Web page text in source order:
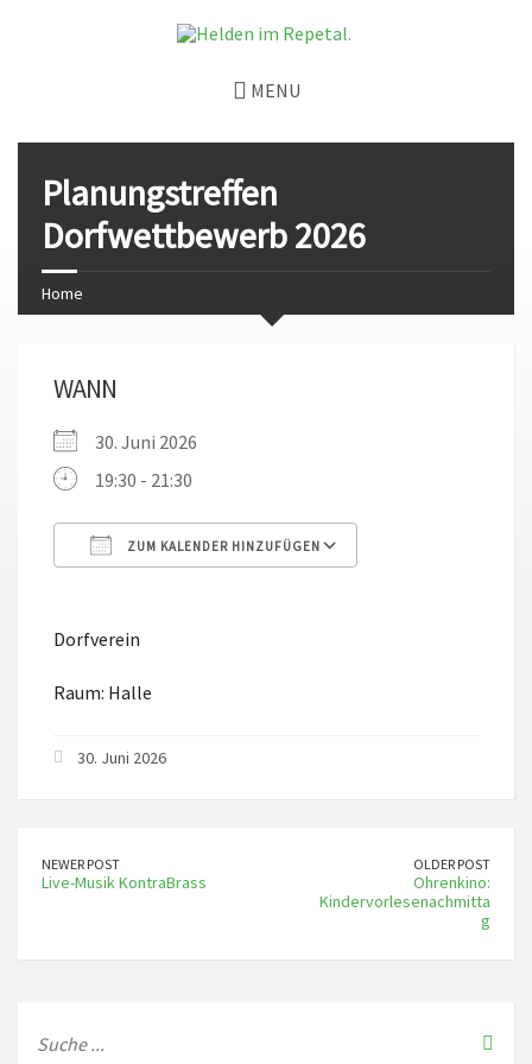
MENU
Planungstreffen
Dorfwettbewerb 2026
Home
WANN
30. Juni 2026
19:30 - 21:30
ZUM KALENDER HINZUFÜGEN
Dorfverein
Raum: Halle
30. Juni 2026
NEWER POST
Live-Musik KontraBrass
OLDER POST
Ohrenkino:
Kindervorlesenachmitta
g